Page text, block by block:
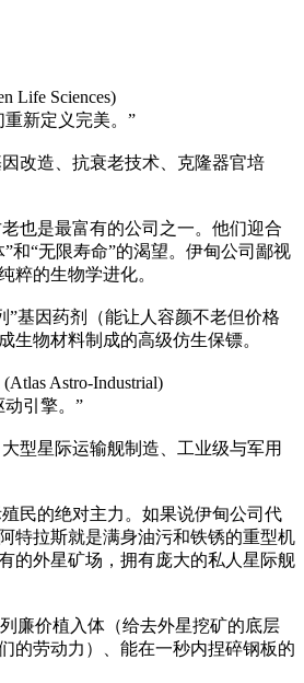
Life Sciences)
新定义完美。”
改造、抗衰老技术、克隆器官培
也是最富有的公司之一。他们迎合
和“无限寿命”的渴望。伊甸公司鄙视
粹的生物学进化。
”基因药剂（能让人容颜不老但价格
生物材料制成的高级仿生保镖。
Astro-Industrial)
动引擎。”
型星际运输舰制造、工业级与军用
民的绝对主力。如果说伊甸公司代
特拉斯就是满身油污和铁锈的重型机
的外星矿场，拥有庞大的私人星际舰
廉价植入体（给去外星挖矿的底层
的劳动力）、能在一秒内捏碎钢板的